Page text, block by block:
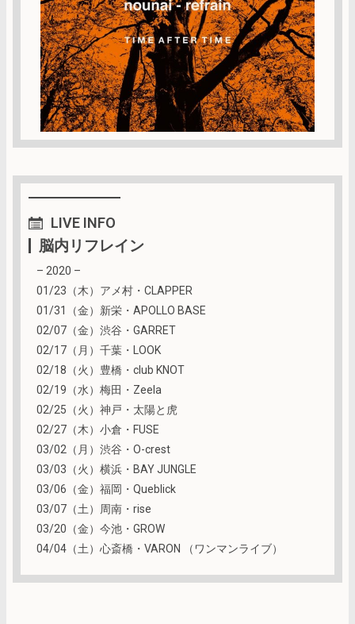
LIVE INFO
脳内リフレイン
– 2020 –
01/23（木）アメ村・CLAPPER
01/31（金）新栄・APOLLO BASE
02/07（金）渋谷・GARRET
02/17（月）千葉・LOOK
02/18（火）豊橋・club KNOT
02/19（水）梅田・Zeela
02/25（火）神戸・太陽と虎
02/27（木）小倉・FUSE
03/02（月）渋谷・O-crest
03/03（火）横浜・BAY JUNGLE
03/06（金）福岡・Queblick
03/07（土）周南・rise
03/20（金）今池・GROW
04/04（土）心斎橋・VARON （ワンマンライブ）